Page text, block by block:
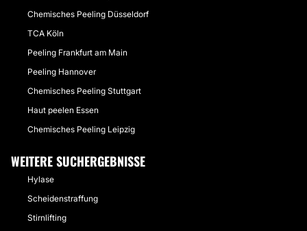
Chemisches Peeling Düsseldorf
TCA Köln
Peeling Frankfurt am Main
Peeling Hannover
Chemisches Peeling Stuttgart
Haut peelen Essen
Chemisches Peeling Leipzig
WEITERE SUCHERGEBNISSE
Hylase
Scheidenstraffung
Stirnlifting